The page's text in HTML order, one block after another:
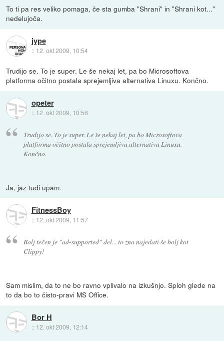
To ti pa res veliko pomaga, če sta gumba "Shrani" in "Shrani kot..."
nedelujoča.
jype
:: 12. okt 2009, 10:54
Trudijo se. To je super. Le še nekaj let, pa bo Microsoftova
platforma očitno postala sprejemljiva alternativa Linuxu. Končno.
opeter
:: 12. okt 2009, 10:58
Trudijo se. To je super. Le še nekaj let, pa bo Microsoftova
platforma očitno postala sprejemljiva alternativa Linuxu.
Končno.
Ja, jaz tudi upam.
FitnessBoy
:: 12. okt 2009, 11:57
Bolj tečen je "ad-supported" del... to zna najedati še bolj kot
Clippy!
Sam mislim, da to ne bo ravno vplivalo na izkušnjo. Sploh glede na
to da bo to čisto-pravi MS Office.
Bor H
:: 12. okt 2009, 12:14